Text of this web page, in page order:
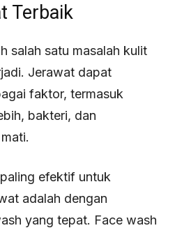
Terbaik
salah satu masalah kulit
Jerawat dapat
faktor, termasuk
bakteri, dan
efektif untuk
adalah dengan
yang tepat. Face wash